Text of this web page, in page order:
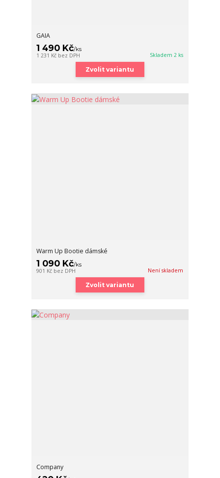
GAIA
1 490 Kč/ks
1 231 Kč bez DPH Skladem 2 ks
Zvolit variantu
Warm Up Bootie dámské
1 090 Kč/ks
901 Kč bez DPH Není skladem
Zvolit variantu
Company